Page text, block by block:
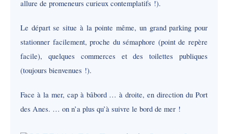
allure de promeneurs curieux contemplatifs !).
Le départ se situe à la pointe même, un grand parking pour
stationner facilement, proche du sémaphore (point de repère
facile), quelques commerces et des toilettes publiques
(toujours bienvenues !).
Face à la mer, cap à bâbord … à droite, en direction du Port
des Anes. … on n’a plus qu’à suivre le bord de mer !